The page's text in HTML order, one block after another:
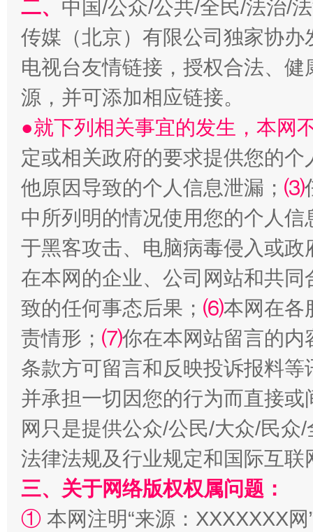
受贿1.44亿！段成刚被判无期 从幼
阿坝州三大球赛在茂县开幕 规模
二、 中国/公众/公共/全民/法治/
传媒（北京）有限公司独家协
电视台友情链接，授权合法、
源，并可添加相应链接。
●就下列相关事宜的发生，本网
定或相关政府的要求提供您的个
他原因导致的个人信息泄漏； ⑶
中所列明的情况使用您的个人
于黑客攻击、电脑病毒侵入或
在本网的企业、公司网站和共
致的任何事态后果； ⑹本网在各
责情形； ⑺你在本网站留言的内
条款方可留言和反映投诉报料
并承担一切因您的行为而直接
网只是提供公众/公民/大众/民
法律法规及行业规定和国际互
三、关于网络版权权属问题：
① 本网注明“来源：XXXXXXX